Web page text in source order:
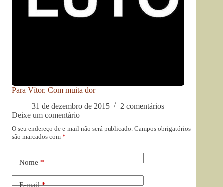
Para Vítor. Com muita dor
31 de dezembro de 2015
2 comentários
Deixe um comentário
O seu endereço de e-mail não será publicado. Campos obrigatórios
são marcados com *
Nome*
E-mail*